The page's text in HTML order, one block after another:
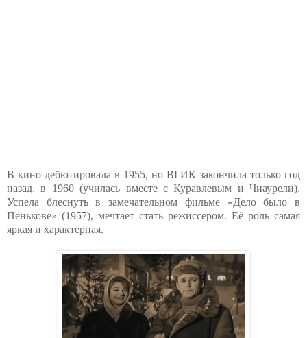
В кино дебютировала в 1955, но ВГИК закончила только год
назад, в 1960 (училась вместе с Куравлевым и Чиаурели).
Успела блеснуть в замечательном фильме «Дело было в
Пенькове» (1957), мечтает стать режиссером. Её роль самая
яркая и характерная.